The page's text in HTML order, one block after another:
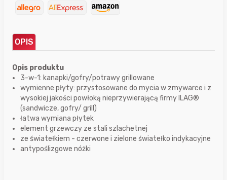
OPIS
Opis produktu
3-w-1: kanapki/gofry/potrawy grillowane
wymienne płyty: przystosowane do mycia w zmywarce i z
wysokiej jakości powłoką nieprzywierającą firmy ILAG®
(sandwicze, gofry/ grill)
łatwa wymiana płytek
element grzewczy ze stali szlachetnej
ze światełkiem - czerwone i zielone światełko indykacyjne
antypoślizgowe nóżki